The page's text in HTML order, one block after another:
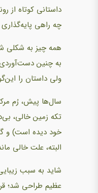
داستانی کوتاه از
چه راهی
همه چیز به شکلی
به چنین دست‌آوردی
ولی داستان را
سال‌ها پیش، رُم
تکه زمین خالی،
خود دیده است) و
البته، علت خالی
شاید به سبب
عظیم طراحی شد؛